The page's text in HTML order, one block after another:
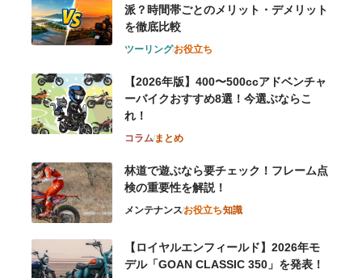
派？時間帯ごとのメリット・デメリット
を徹底比較
ツーリングお役立ち
【2026年版】400〜500ccアドベンチャ
ーバイクおすすめ8選！今選ぶならこ
れ！
コラムまとめ
林道で遊ぶなら要チェック！フレーム点
検の重要性を解説！
メンテナンスお役立ち知識
【ロイヤルエンフィールド】2026年モ
デル「GOAN CLASSIC 350」を発表！